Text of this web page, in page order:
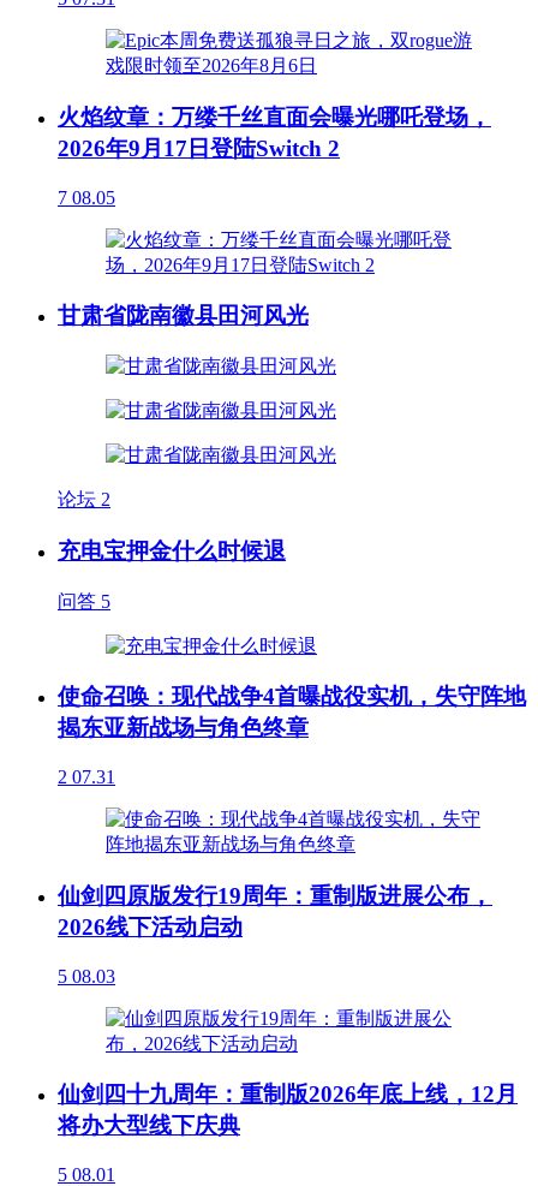
火焰纹章：万缕千丝直面会曝光哪吒登场，
2026年9月17日登陆Switch 2
7 08.05
甘肃省陇南徽县田河风光
论坛 2
充电宝押金什么时候退
问答 5
使命召唤：现代战争4首曝战役实机，失守阵地
揭东亚新战场与角色终章
2 07.31
仙剑四原版发行19周年：重制版进展公布，
2026线下活动启动
5 08.03
仙剑四十九周年：重制版2026年底上线，12月
将办大型线下庆典
5 08.01